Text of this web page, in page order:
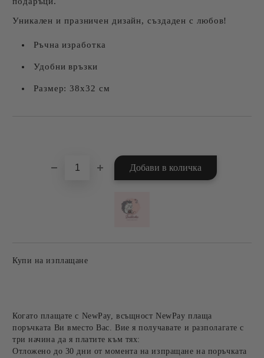
Уникален и празничен дизайн, създаден с любов!
Ръчна изработка
Удобни връзки
Размер: 38х32 см
Купи на изплащане
Когато плащате с NewPay, всъщност NewPay плаща
поръчката Ви вместо Вас. Вие я получавате и разполагате с
три начина да я платите към тях:
Отложено до 30 дни от момента на изпращане на поръчката